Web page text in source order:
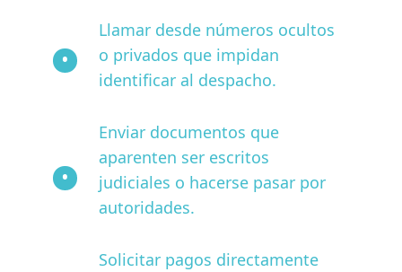
Llamar desde números ocultos
o privados que impidan
identificar al despacho.
Enviar documentos que
aparenten ser escritos
judiciales o hacerse pasar por
autoridades.
Solicitar pagos directamente